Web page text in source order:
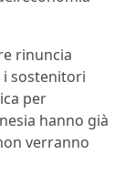
rinuncia
i sostenitori
per
hanno già
verranno